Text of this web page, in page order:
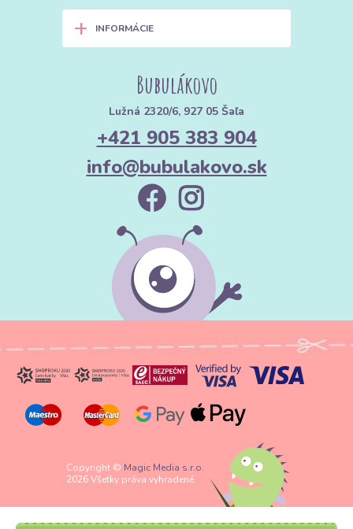
+ INFORMÁCIE
Bubulákovo
Lužná 2320/6, 927 05 Šaľa
+421 905 383 904
info@bubulakovo.sk
Copyright © Magic Media s.r.o.
2026 Všetky práva vyhradené